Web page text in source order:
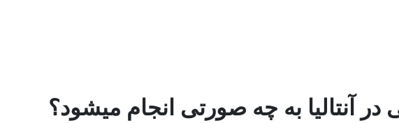
آنتالیا به چه صورتی انجام میشود؟